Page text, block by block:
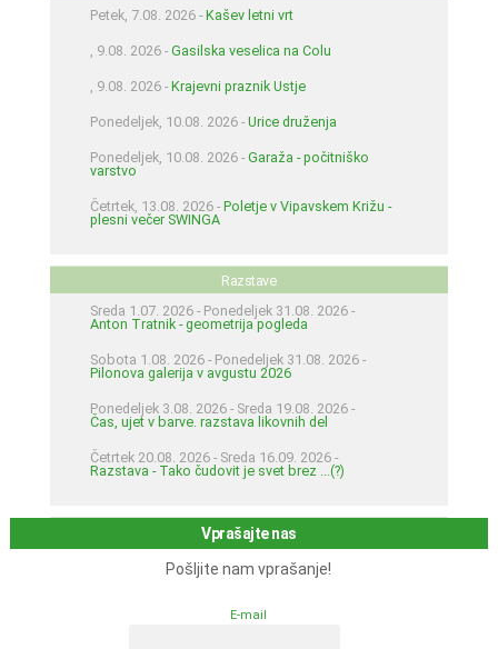
Petek, 7.08. 2026 - Kašev letni vrt
, 9.08. 2026 - Gasilska veselica na Colu
, 9.08. 2026 - Krajevni praznik Ustje
Ponedeljek, 10.08. 2026 - Urice druženja
Ponedeljek, 10.08. 2026 - Garaža - počitniško
varstvo
Četrtek, 13.08. 2026 - Poletje v Vipavskem Križu -
plesni večer SWINGA
Razstave
Sreda 1.07. 2026 - Ponedeljek 31.08. 2026 -
Anton Tratnik - geometrija pogleda
Sobota 1.08. 2026 - Ponedeljek 31.08. 2026 -
Pilonova galerija v avgustu 2026
Ponedeljek 3.08. 2026 - Sreda 19.08. 2026 -
Čas, ujet v barve. razstava likovnih del
Četrtek 20.08. 2026 - Sreda 16.09. 2026 -
Razstava - Tako čudovit je svet brez ...(?)
Vprašajte nas
Pošljite nam vprašanje!
E-mail